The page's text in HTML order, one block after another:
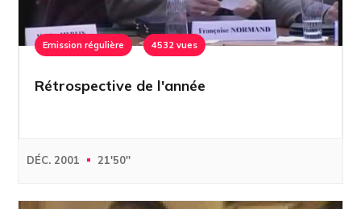
Emission régulière 4532 vues
Rétrospective de l'année
DÉC. 2001 21'50''